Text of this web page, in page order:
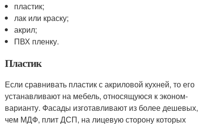
пластик;
лак или краску;
акрил;
ПВХ пленку.
Пластик
Если сравнивать пластик с акриловой кухней, то его
устанавливают на мебель, относящуюся к эконом-
варианту. Фасады изготавливают из более дешевых,
чем МДФ, плит ДСП, на лицевую сторону которых